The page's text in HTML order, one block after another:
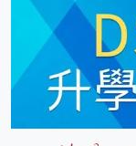
政局